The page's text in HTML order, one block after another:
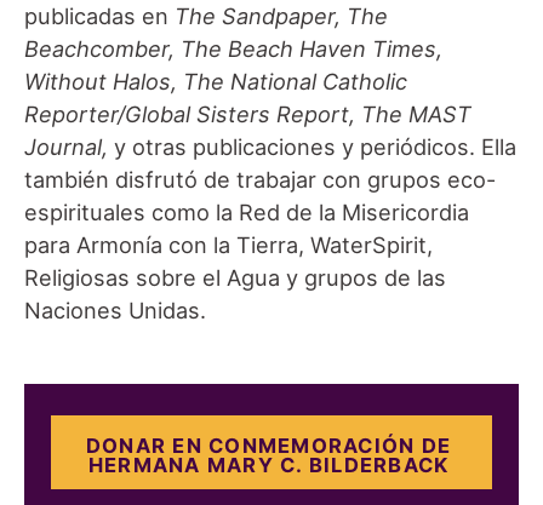
publicadas en The Sandpaper, The
Beachcomber, The Beach Haven Times,
Without Halos, The National Catholic
Reporter/Global Sisters Report, The MAST
Journal, y otras publicaciones y periódicos. Ella
también disfrutó de trabajar con grupos eco-
espirituales como la Red de la Misericordia
para Armonía con la Tierra, WaterSpirit,
Religiosas sobre el Agua y grupos de las
Naciones Unidas.
DONAR EN CONMEMORACIÓN DE
HERMANA MARY C. BILDERBACK